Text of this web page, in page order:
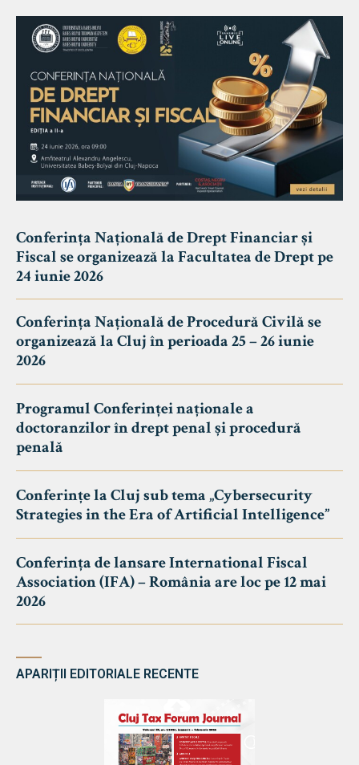
Conferința Națională de Drept Financiar și
Fiscal se organizează la Facultatea de Drept pe
24 iunie 2026
Conferința Națională de Procedură Civilă se
organizează la Cluj în perioada 25 – 26 iunie
2026
Programul Conferinței naționale a
doctoranzilor în drept penal și procedură
penală
Conferințe la Cluj sub tema „Cybersecurity
Strategies in the Era of Artificial Intelligence”
Conferința de lansare International Fiscal
Association (IFA) – România are loc pe 12 mai
2026
APARIȚII EDITORIALE RECENTE